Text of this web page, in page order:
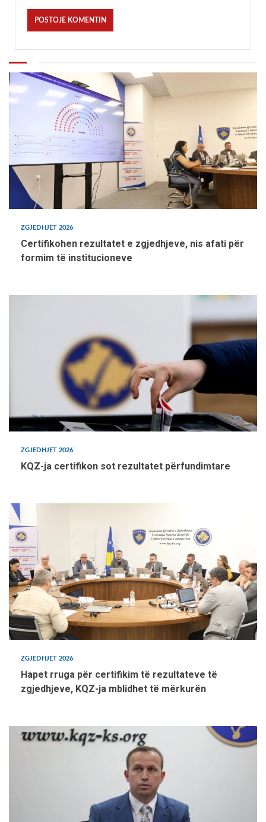
ZGJEDHJET 2026
Certifikohen rezultatet e zgjedhjeve, nis afati për
formim të institucioneve
ZGJEDHJET 2026
KQZ-ja certifikon sot rezultatet përfundimtare
ZGJEDHJET 2026
Hapet rruga për certifikim të rezultateve të
zgjedhjeve, KQZ-ja mblidhet të mërkurën